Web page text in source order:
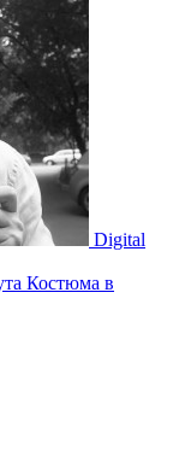
Digital
Костюма в